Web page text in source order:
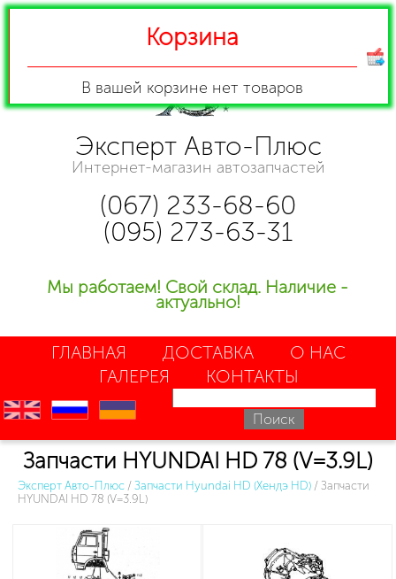
Эксперт Авто-Плюс
Интернет-магазин автозапчастей
(067) 233-68-60
(095) 273-63-31
Мы работаем! Свой склад. Наличие -
актуально!
ГЛАВНАЯ ДОСТАВКА
О НАС
ГАЛЕРЕЯ
КОНТАКТЫ
en ru uk
Запчасти HYUNDAI HD 78 (V=3.9L)
Эксперт Авто-Плюс / Запчасти Hyundai HD (Хендэ HD) / Запчасти
HYUNDAI HD 78 (V=3.9L)
Корзина
В вашей корзине нет товаров